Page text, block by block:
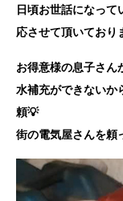
日頃お世話になっ
応させて頂いており
お得意様の息子さん
水補充ができないか
頼💡
街の電気屋さんを頼